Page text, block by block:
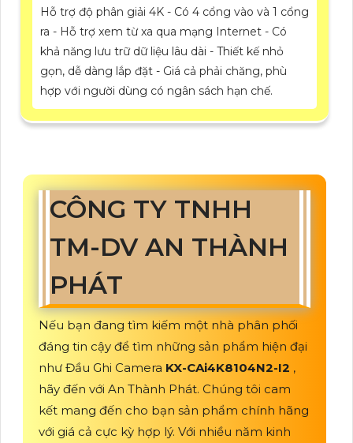
Hỗ trợ độ phân giải 4K - Có 4 cổng vào và 1 cổng
ra - Hỗ trợ xem từ xa qua mạng Internet - Có
khả năng lưu trữ dữ liệu lâu dài - Thiết kế nhỏ
gọn, dễ dàng lắp đặt - Giá cả phải chăng, phù
hợp với người dùng có ngân sách hạn chế.
CÔNG TY TNHH
TM-DV AN THÀNH
PHÁT
Nếu bạn đang tìm kiếm một nhà phân phối
đáng tin cậy để tìm những sản phẩm hiện đại
như Đầu Ghi Camera KX-CAi4K8104N2-I2 ,
hãy đến với An Thành Phát. Chúng tôi cam
kết mang đến cho bạn sản phẩm chính hãng
với giá cả cực kỳ hợp lý. Với nhiều năm kinh